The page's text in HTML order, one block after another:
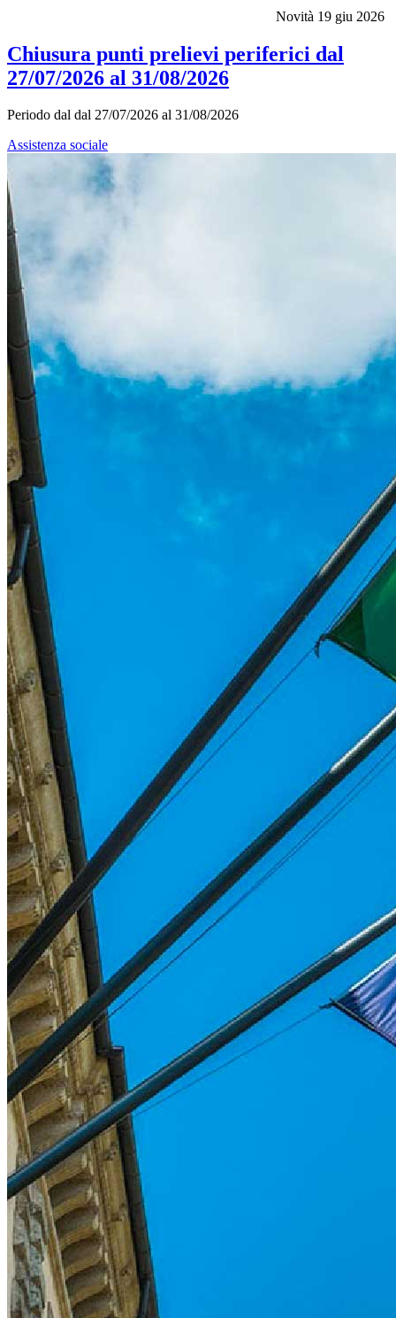
Novità 19 giu 2026
Chiusura punti prelievi periferici dal
27/07/2026 al 31/08/2026
Periodo dal dal 27/07/2026 al 31/08/2026
Assistenza sociale